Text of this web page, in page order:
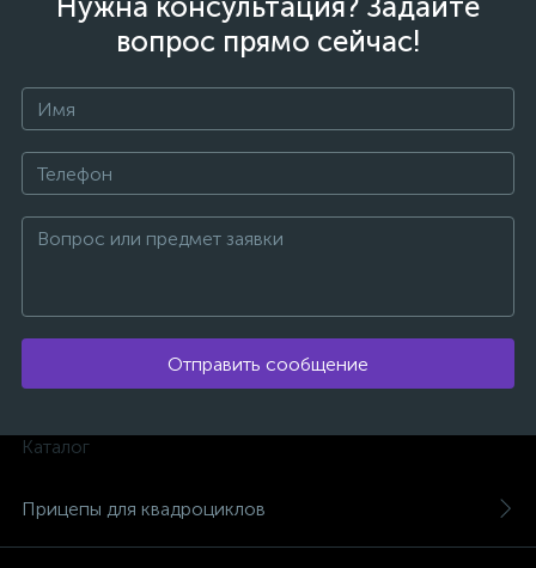
вопрос прямо сейчас!
Отправить сообщение
Каталог
Прицепы для квадроциклов